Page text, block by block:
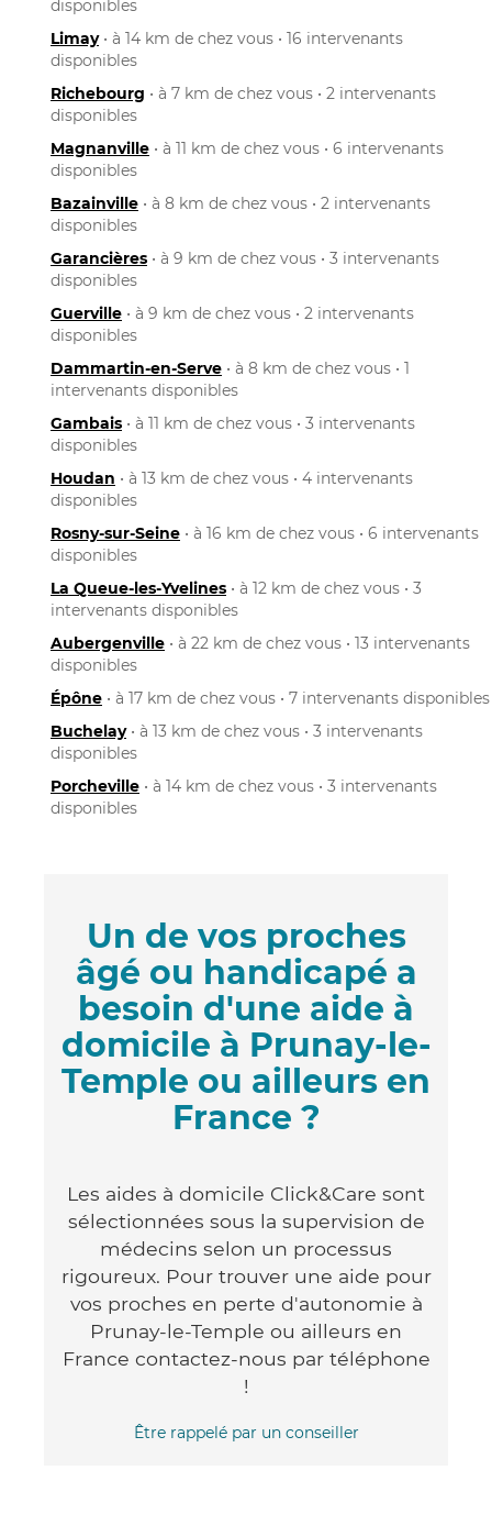
disponibles
Limay• à 14 km de chez vous • 16 intervenants
disponibles
Richebourg • à 7 km de chez vous • 2 intervenants
disponibles
Magnanville • à 11 km de chez vous • 6 intervenants
disponibles
Bazainville • à 8 km de chez vous • 2 intervenants
disponibles
Garancières • à 9 km de chez vous • 3 intervenants
disponibles
Guerville • à 9 km de chez vous • 2 intervenants
disponibles
Dammartin-en-Serve • à 8 km de chez vous • 1
intervenants disponibles
Gambais • à 11 km de chez vous • 3 intervenants
disponibles
Houdan • à 13 km de chez vous • 4 intervenants
disponibles
Rosny-sur-Seine • à 16 km de chez vous • 6 intervenants
disponibles
La Queue-les-Yvelines • à 12 km de chez vous • 3
intervenants disponibles
Aubergenville • à 22 km de chez vous • 13 intervenants
disponibles
Épône • à 17 km de chez vous • 7 intervenants disponibles
Buchelay• à 13 km de chez vous • 3 intervenants
disponibles
Porcheville • à 14 km de chez vous • 3 intervenants
disponibles
Un de vos proches
âgé ou handicapé a
besoin d'une aide à
domicile à Prunay-le-
Temple ou ailleurs en
France ?
Les aides à domicile Click&Care sont
sélectionnées sous la supervision de
médecins selon un processus
rigoureux. Pour trouver une aide pour
vos proches en perte d'autonomie à
Prunay-le-Temple ou ailleurs en
France contactez-nous par téléphone
!
Être rappelé par un conseiller